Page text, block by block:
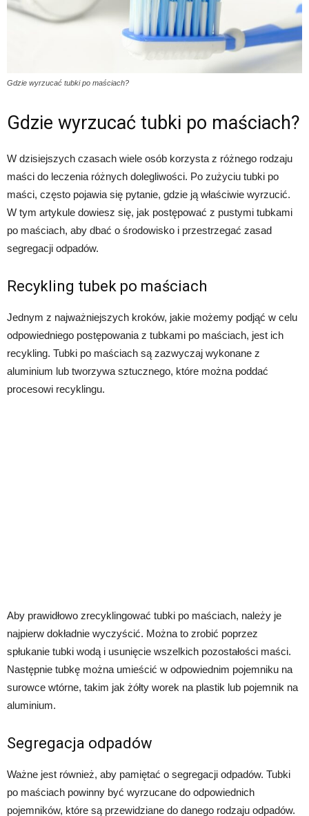
Gdzie wyrzucać tubki po maściach?
Gdzie wyrzucać tubki po maściach?
W dzisiejszych czasach wiele osób korzysta z różnego rodzaju
maści do leczenia różnych dolegliwości. Po zużyciu tubki po
maści, często pojawia się pytanie, gdzie ją właściwie wyrzucić.
W tym artykule dowiesz się, jak postępować z pustymi tubkami
po maściach, aby dbać o środowisko i przestrzegać zasad
segregacji odpadów.
Recykling tubek po maściach
Jednym z najważniejszych kroków, jakie możemy podjąć w celu
odpowiedniego postępowania z tubkami po maściach, jest ich
recykling. Tubki po maściach są zazwyczaj wykonane z
aluminium lub tworzywa sztucznego, które można poddać
procesowi recyklingu.
Aby prawidłowo zrecyklingować tubki po maściach, należy je
najpierw dokładnie wyczyścić. Można to zrobić poprzez
spłukanie tubki wodą i usunięcie wszelkich pozostałości maści.
Następnie tubkę można umieścić w odpowiednim pojemniku na
surowce wtórne, takim jak żółty worek na plastik lub pojemnik na
aluminium.
Segregacja odpadów
Ważne jest również, aby pamiętać o segregacji odpadów. Tubki
po maściach powinny być wyrzucane do odpowiednich
pojemników, które są przewidziane do danego rodzaju odpadów.